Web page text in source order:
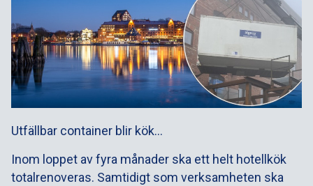
Utfällbar container blir kök…
Inom loppet av fyra månader ska ett helt hotellkök
totalrenoveras. Samtidigt som verksamheten ska